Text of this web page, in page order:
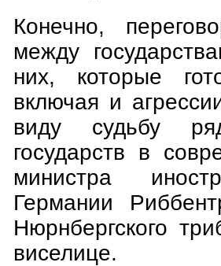
Конечно,
между
них, которые
включая и
виду судьбу
государств в
министра
Германии
Нюрнбергского
виселице.